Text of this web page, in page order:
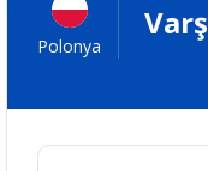
Polonya